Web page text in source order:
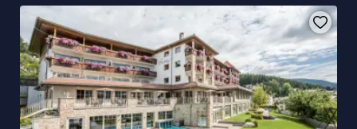
1a tappa: Rodengo-Rifugio Monte Muro (durata ca. 6:30 h)
2a tappa: Rifugio Monte Muro-Rifugio Genova (durata ca. 4:45
h)
3a tappa: Rifugio Genova-Rasciesa (durata ca. 5:00 h)
4a tappa: Rasciesa-Laion (durata ca. 3:00 h)